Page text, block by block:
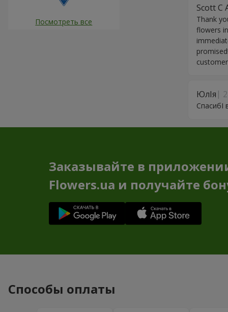
Scott C
Thank
flowers
ЮлIя
СпасибI
Посмотреть все
Заказывайте в
Flowers.ua и получайте
Способы оплаты